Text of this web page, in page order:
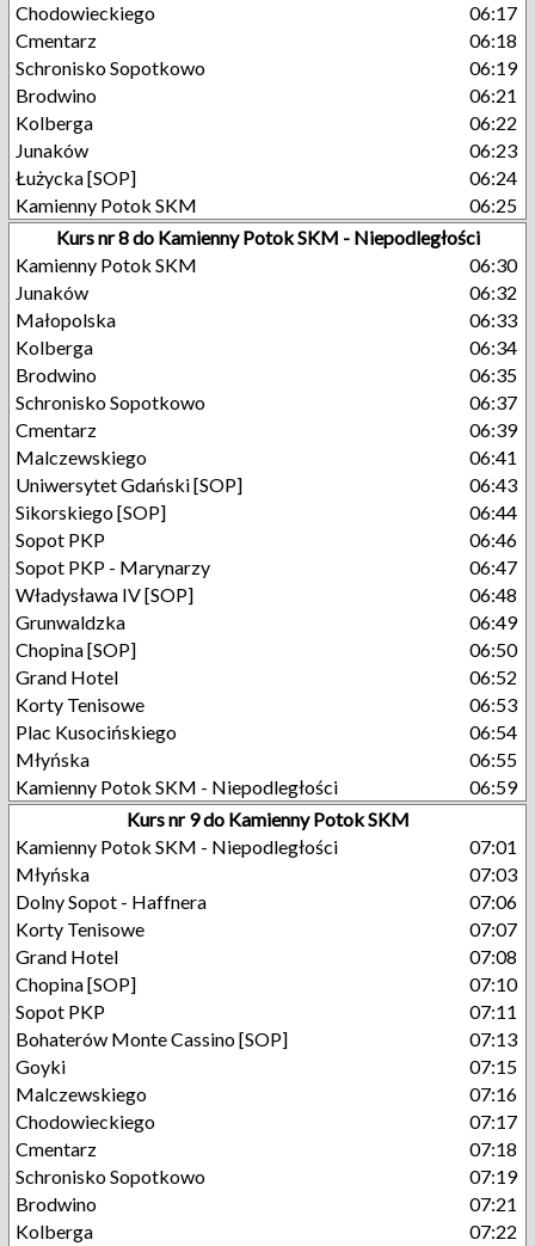
Chodowieckiego
06:17
Cmentarz
06:18
Schronisko Sopotkowo
06:19
Brodwino
06:21
Kolberga
06:22
Junaków
06:23
Łużycka [SOP]
06:24
Kamienny Potok SKM
06:25
Kurs nr 8 do Kamienny Potok SKM - Niepodległości
Kamienny Potok SKM
06:30
Junaków
06:32
Małopolska
06:33
Kolberga
06:34
Brodwino
06:35
Schronisko Sopotkowo
06:37
Cmentarz
06:39
Malczewskiego
06:41
Uniwersytet Gdański [SOP]
06:43
Sikorskiego [SOP]
06:44
Sopot PKP
06:46
Sopot PKP - Marynarzy
06:47
Władysława IV [SOP]
06:48
Grunwaldzka
06:49
Chopina [SOP]
06:50
Grand Hotel
06:52
Korty Tenisowe
06:53
Plac Kusocińskiego
06:54
Młyńska
06:55
Kamienny Potok SKM - Niepodległości
06:59
Kurs nr 9 do Kamienny Potok SKM
Kamienny Potok SKM - Niepodległości
07:01
Młyńska
07:03
Dolny Sopot - Haffnera
07:06
Korty Tenisowe
07:07
Grand Hotel
07:08
Chopina [SOP]
07:10
Sopot PKP
07:11
Bohaterów Monte Cassino [SOP]
07:13
Goyki
07:15
Malczewskiego
07:16
Chodowieckiego
07:17
Cmentarz
07:18
Schronisko Sopotkowo
07:19
Brodwino
07:21
Kolberga
07:22